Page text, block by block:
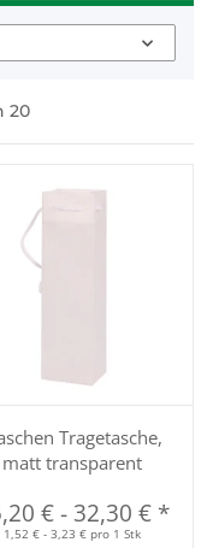
20
Tragetasche,
matt transparent
€- 32,30 € *
1,52 € - 3,23 € pro 1 Stk